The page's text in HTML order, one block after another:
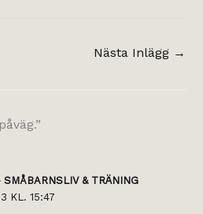
Nästa Inlägg →
& TRÄNING
KL. 15:47